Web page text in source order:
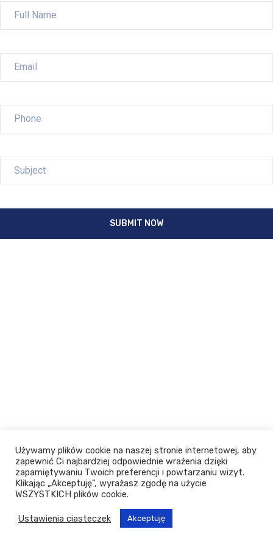
SUBMIT NOW
Używamy plików cookie na naszej stronie internetowej, aby
zapewnić Ci najbardziej odpowiednie wrażenia dzięki
zapamiętywaniu Twoich preferencji i powtarzaniu wizyt.
Klikając „Akceptuję”, wyrażasz zgodę na użycie
WSZYSTKICH plików cookie.
Ustawienia ciasteczek Akceptuję